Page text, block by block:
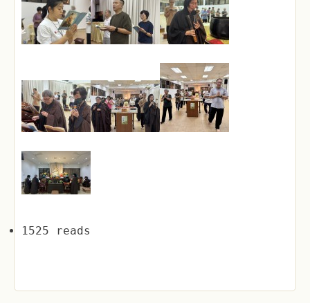
1525 reads